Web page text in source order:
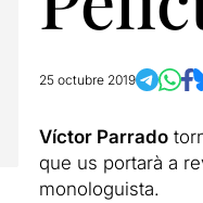
25 octubre 2019
Víctor Parrado
que us portarà a
monologuista.